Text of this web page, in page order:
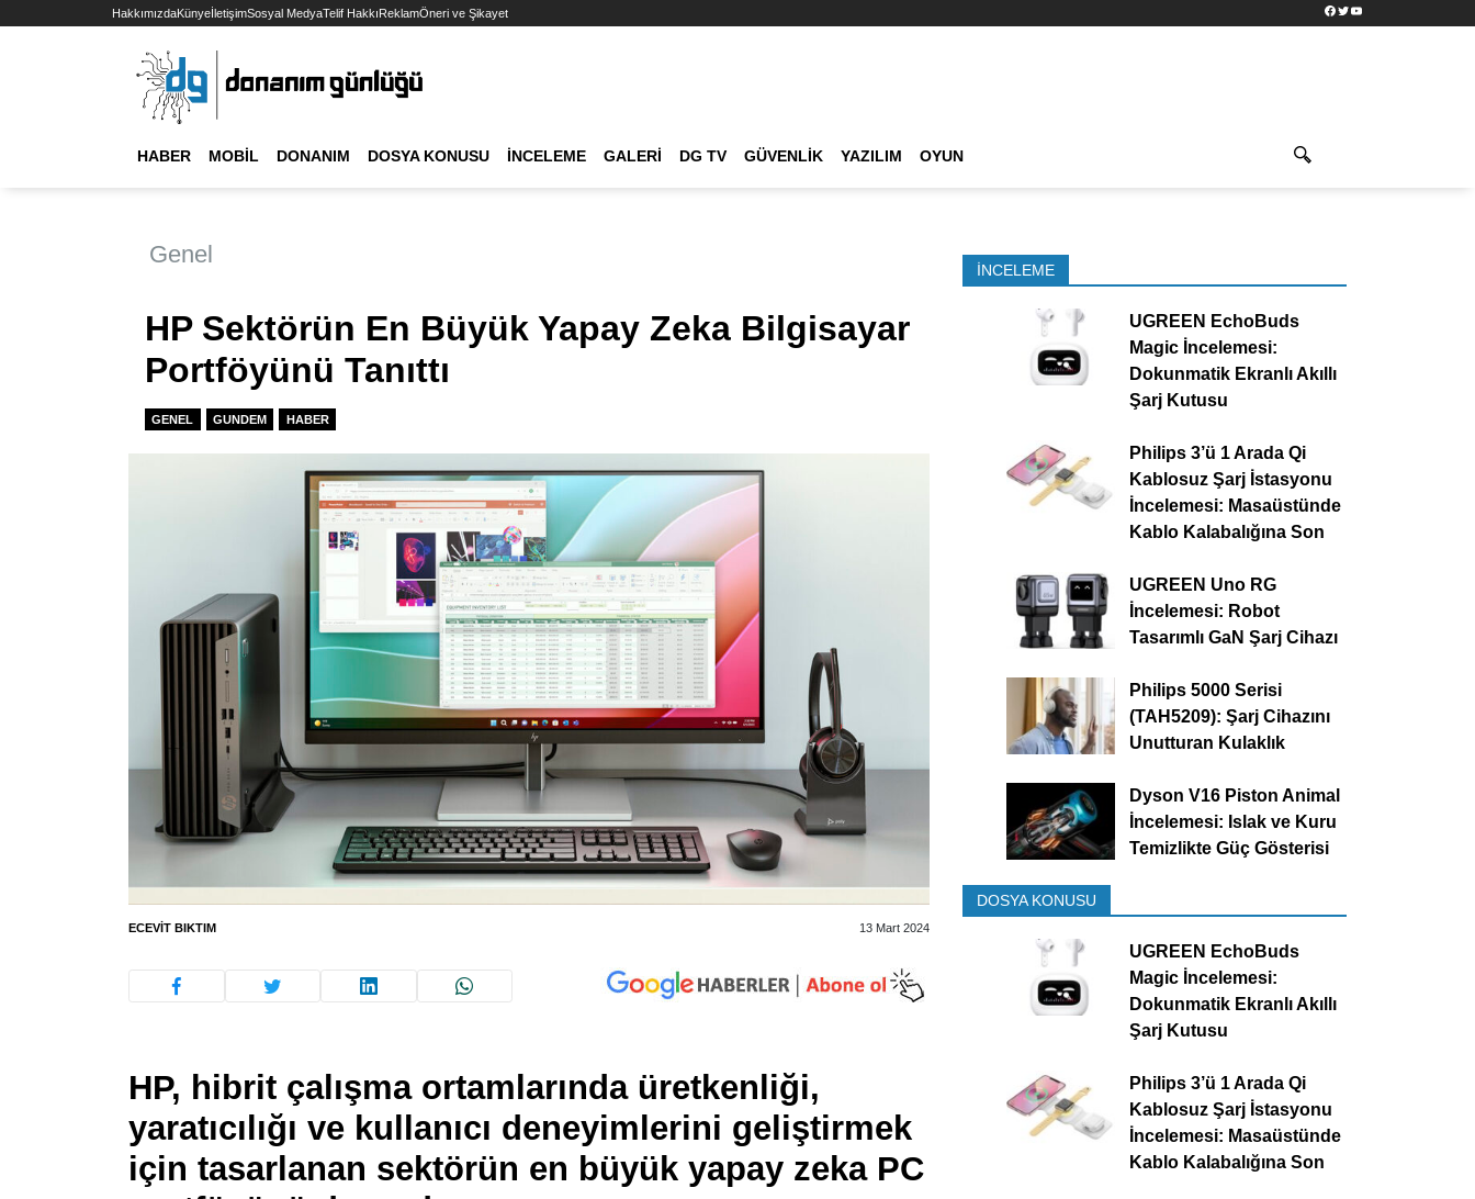
HakkımızdaKünyeİletişimSosyal MedyaTelif HakkıReklamÖneri ve Şikayet Facebook
TwitterYouTube
HABER MOBIL DONANIM DOSYA KONUSU İNCELEME GALERI DG TV GÜVENLIK YAZILIM OYUN
Genel
HP Sektörün En Büyük Yapay Zeka Bilgisayar
Portföyünü Tanıttı
GENEL GUNDEM HABER
ECEVIT BIKTIM 13 Mart 2024
HP, hibrit çalışma ortamlarında üretkenliği,
yaratıcılığı ve kullanıcı deneyimlerini geliştirmek
için tasarlanan sektörün en büyük yapay zeka PC
İNCELEME
UGREEN EchoBuds
Magic İncelemesi:
Dokunmatik Ekranlı Akıllı
Şarj Kutusu
Philips 3’ü 1 Arada Qi
Kablosuz Şarj İstasyonu
İncelemesi: Masaüstünde
Kablo Kalabalığına Son
UGREEN Uno RG
İncelemesi: Robot
Tasarımlı GaN Şarj Cihazı
Philips 5000 Serisi
(TAH5209): Şarj Cihazını
Unutturan Kulaklık
Dyson V16 Piston Animal
İncelemesi: Islak ve Kuru
Temizlikte Güç Gösterisi
DOSYA KONUSU
UGREEN EchoBuds
Magic İncelemesi:
Dokunmatik Ekranlı Akıllı
Şarj Kutusu
Philips 3’ü 1 Arada Qi
Kablosuz Şarj İstasyonu
İncelemesi: Masaüstünde
Kablo Kalabalığına Son